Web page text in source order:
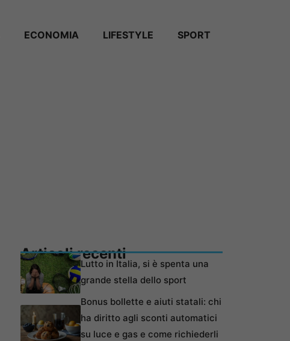
ECONOMIA LIFESTYLE SPORT
Articoli recenti
Lutto in Italia, si è spenta una
grande stella dello sport
Bonus bollette e aiuti statali: chi
ha diritto agli sconti automatici
su luce e gas e come richiederli